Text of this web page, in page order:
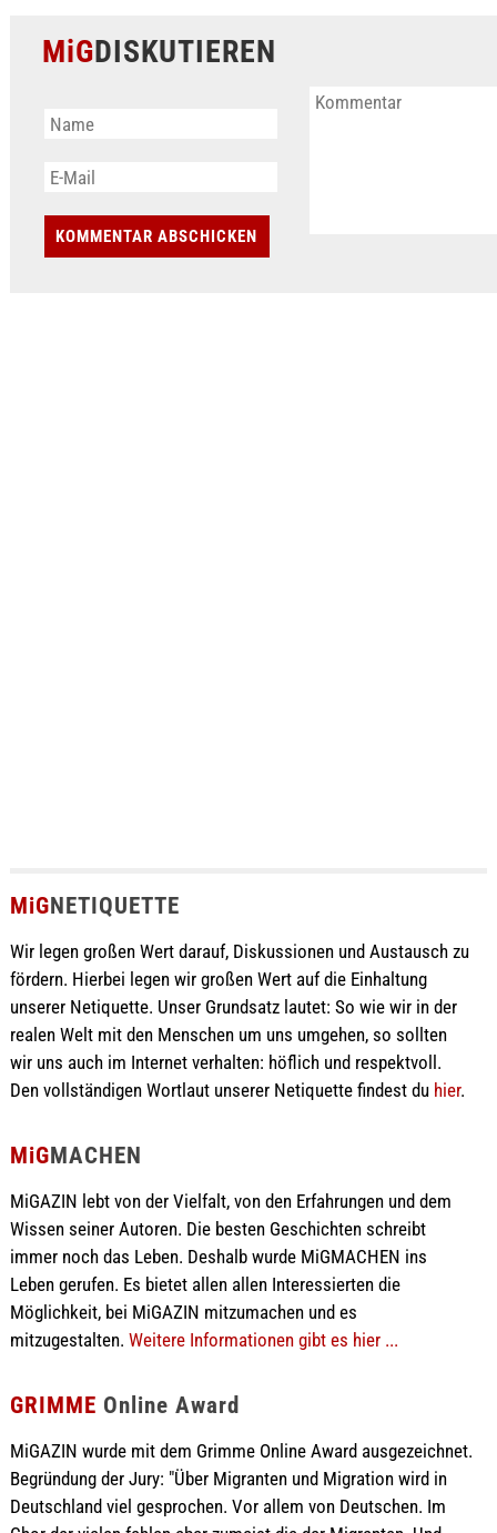
MiGDISKUTIEREN
MiGNETIQUETTE
Wir legen großen Wert darauf, Diskussionen und Austausch zu
fördern. Hierbei legen wir großen Wert auf die Einhaltung
unserer Netiquette. Unser Grundsatz lautet: So wie wir in der
realen Welt mit den Menschen um uns umgehen, so sollten
wir uns auch im Internet verhalten: höflich und respektvoll.
Den vollständigen Wortlaut unserer Netiquette findest du hier.
MiGMACHEN
MiGAZIN lebt von der Vielfalt, von den Erfahrungen und dem
Wissen seiner Autoren. Die besten Geschichten schreibt
immer noch das Leben. Deshalb wurde MiGMACHEN ins
Leben gerufen. Es bietet allen allen Interessierten die
Möglichkeit, bei MiGAZIN mitzumachen und es
mitzugestalten. Weitere Informationen gibt es hier ...
GRIMME Online Award
MiGAZIN wurde mit dem Grimme Online Award ausgezeichnet.
Begründung der Jury: "Über Migranten und Migration wird in
Deutschland viel gesprochen. Vor allem von Deutschen. Im